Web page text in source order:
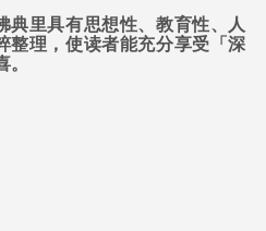
典里具有思想性、教育性、人
整理，使读者能充分享受「深